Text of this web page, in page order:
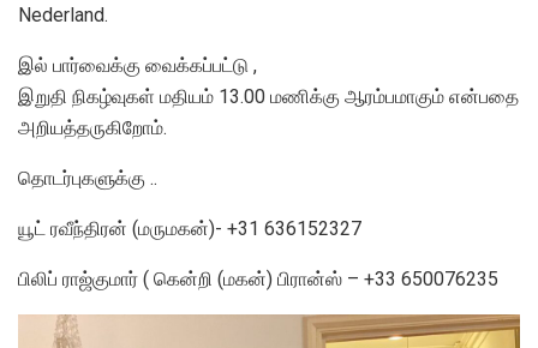
Nederland.
இல் பார்வைக்கு வைக்கப்பட்டு ,
இறுதி நிகழ்வுகள் மதியம் 13.00 மணிக்கு ஆரம்பமாகும் என்பதை
அறியத்தருகிறோம்.
தொடர்புகளுக்கு ..
யூட் ரவீந்திரன் (மருமகன்)- +31 636152327
பிலிப் ராஜ்குமார் ( கென்றி (மகன்) பிரான்ஸ் – +33 650076235